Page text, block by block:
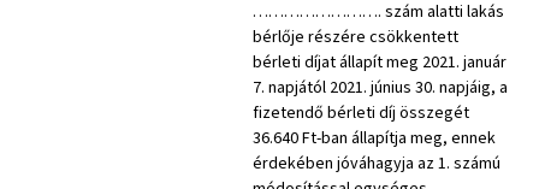
……………………. szám alatti lakás
bérlője részére csökkentett
bérleti díjat állapít meg 2021. január
7. napjától 2021. június 30. napjáig, a
fizetendő bérleti díj összegét
36.640 Ft-ban állapítja meg, ennek
érdekében jóváhagyja az 1. számú